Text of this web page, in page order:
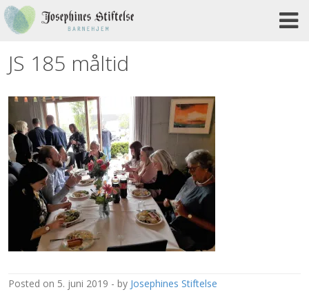
Skip
to
content
JS 185 måltid
posted on 5. juni 2019 by Josephines Stiftelse